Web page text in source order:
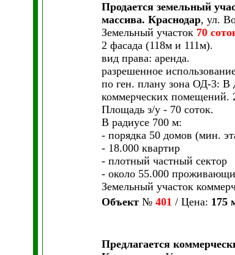
Продается земельный
массива. Краснодар, ул.
Земельный участок 70
2 фасада (118м и 111м).
вид права: аренда.
разрешенное
по ген. плану зона ОД-3: В
коммерческих помещений.
Площадь з/у - 70 соток.
В радиусе 700 м:
- порядка 50 домов (мин.
- 18.000 квартир
- плотный частный сектор
- около 55.000
Земельный участок
Объект № 401 / Цена: 175
Предлагается